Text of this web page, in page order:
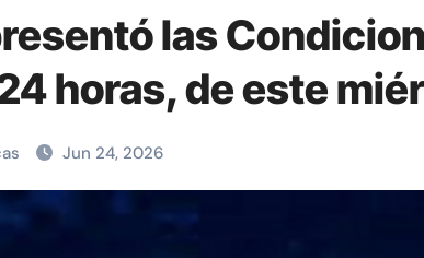
las
horas, de este
Jun 24, 2026